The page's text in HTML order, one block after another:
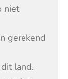
niet
gerekend
land.